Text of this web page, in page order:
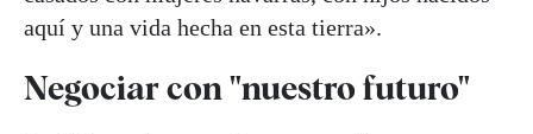
aquí y una vida hecha en esta tierra».
Negociar con "nuestro futuro"